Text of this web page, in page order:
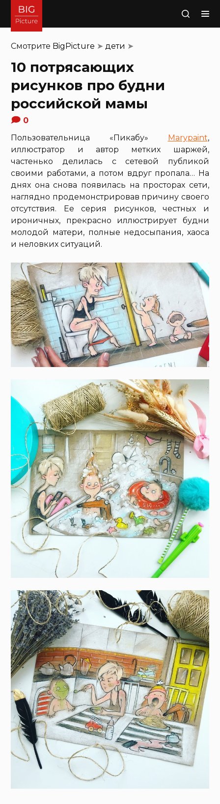
Поиск
Смотрите BigPicture ➤дети ➤
10 потрясающих
рисунков про будни
российской мамы
0
Пользовательница «Пикабу» Marypaint,
иллюстратор и автор метких шаржей,
частенько делилась с сетевой публикой
своими работами, а потом вдруг пропала… На
днях она снова появилась на просторах сети,
наглядно продемонстрировав причину своего
отсутствия. Ее серия рисунков, честных и
ироничных, прекрасно иллюстрирует будни
молодой матери, полные недосыпания, хаоса
и неловких ситуаций.